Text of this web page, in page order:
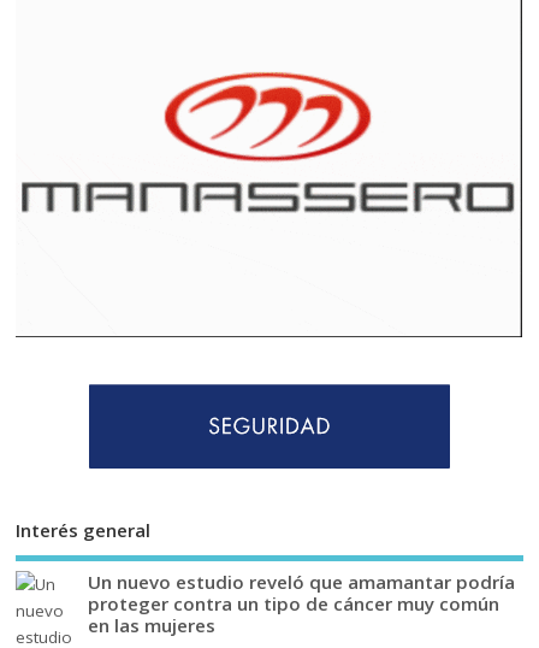
Interés general
Un nuevo estudio reveló que amamantar podría
proteger contra un tipo de cáncer muy común
en las mujeres